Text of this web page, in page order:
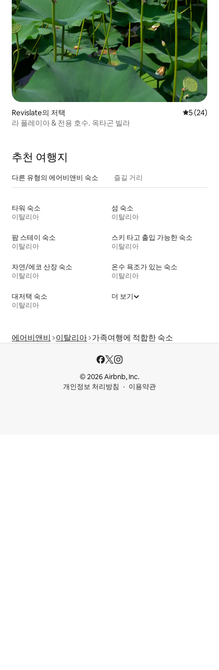
Revislate의 저택 평점 5점(5
5 (24)
라 폴레이아 & 전용 호수. 옥타곤 빌라
추천 여행지
다른 유형의 에어비앤비 숙소 즐길 거리
타워 숙소
이탈리아
섬 숙소
이탈리아
팜 스테이 숙소
이탈리아
스키 타고 출입 가능한 숙소
이탈리아
자연/에코 산장 숙소
이탈리아
온수 욕조가 있는 숙소
이탈리아
대저택 숙소
이탈리아
더 보기
에어비앤비 이탈리아 가족여행에 적합한 숙소
© 2026 Airbnb, Inc.
개인정보 처리방침
이용약관